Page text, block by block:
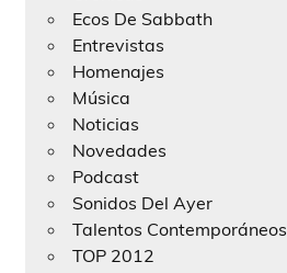
Ecos De Sabbath
Entrevistas
Homenajes
Música
Noticias
Novedades
Podcast
Sonidos Del Ayer
Talentos Contemporáneos
TOP 2012